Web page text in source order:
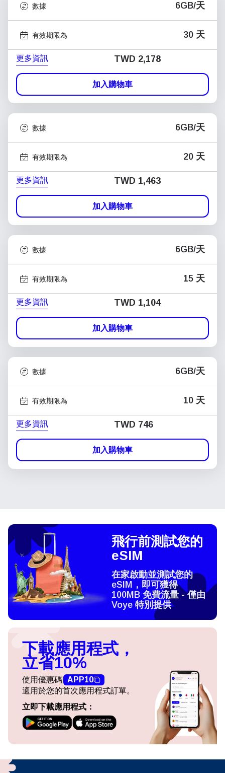
數據 6GB/天
有效期限為 30 天
更多資訊 TWD 2,178
加入購物車
數據 6GB/天
有效期限為 20 天
更多資訊 TWD 1,463
加入購物車
數據 6GB/天
有效期限為 15 天
更多資訊 TWD 1,104
加入購物車
數據 6GB/天
有效期限為 10 天
更多資訊 TWD 746
加入購物車
飛行前測試您的
eSIM
在家啟動並測試您的
eSIM，即可獲得
100MB 免費流量 - 僅由
Voye 特別提供
下載應用程式，
立省10%
使用優惠碼 APP10
適用於您的首次應用程式訂單。
立即下載應用程式：